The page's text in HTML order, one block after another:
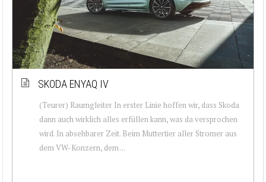
SKODA ENYAQ IV
(Teurer) Raumgleiter In erster Linie hoffen wir, dass Skoda
dann auch wirklich alles erfüllen kann, was da versprochen
wird. In absehbarer Zeit. Beim Muttertier aller Stromer aus
dem VW-Konzern, dem ...